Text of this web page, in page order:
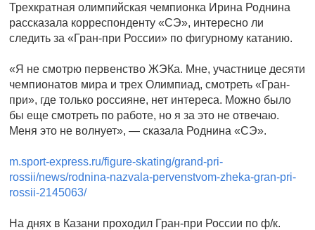
Трехкратная олимпийская чемпионка Ирина Роднина
рассказала корреспонденту «СЭ», интересно ли
следить за «Гран-при России» по фигурному катанию.
«Я не смотрю первенство ЖЭКа. Мне, участнице десяти
чемпионатов мира и трех Олимпиад, смотреть «Гран-
при», где только россияне, нет интереса. Можно было
бы еще смотреть по работе, но я за это не отвечаю.
Меня это не волнует», — сказала Роднина «СЭ».
m.sport-express.ru/figure-skating/grand-pri-
rossii/news/rodnina-nazvala-pervenstvom-zheka-gran-pri-
rossii-2145063/
На днях в Казани проходил Гран-при России по ф/к.